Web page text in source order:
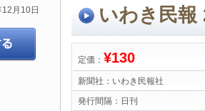
いわき民報
定価： ¥130
新聞社： いわき民報社
発行間隔： 日刊